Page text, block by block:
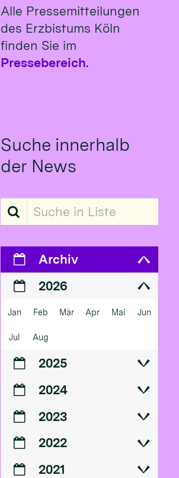
Alle Pressemitteilungen
des Erzbistums Köln
finden Sie im
Pressebereich.
Suche innerhalb
der News
Suche in Liste
Archiv
2026
Jan Feb Mär Apr Mai Jun
Jul Aug
2025
2024
2023
2022
2021